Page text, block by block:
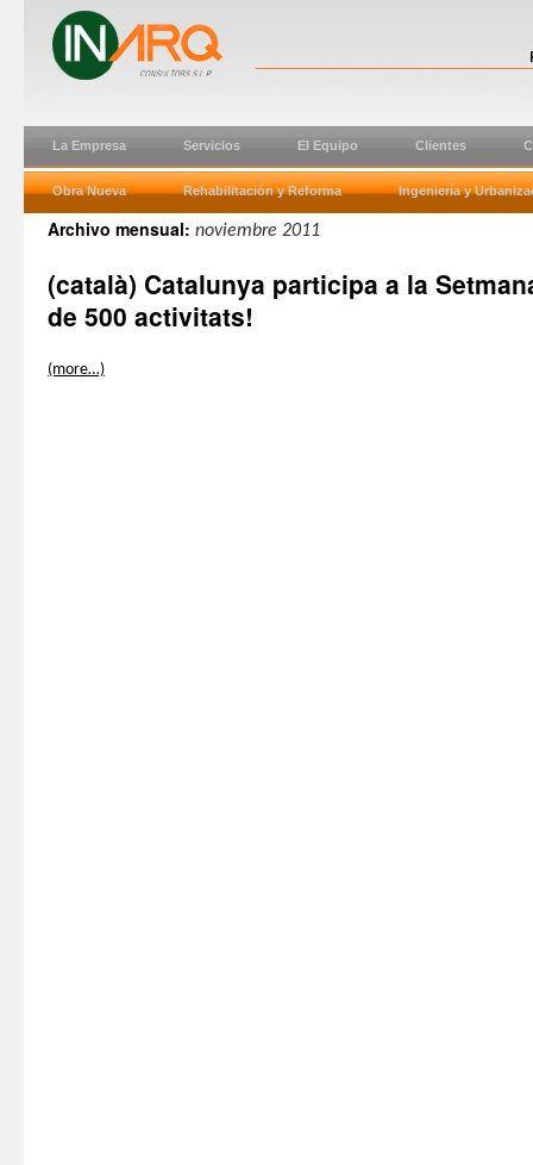
La Empresa Servicios El Equipo Clientes
Obra Nueva Rehabilitación y Reforma Ingeniería y
Archivo mensual: noviembre 2011
(català) Catalunya participa a la
de 500 activitats!
(more…)